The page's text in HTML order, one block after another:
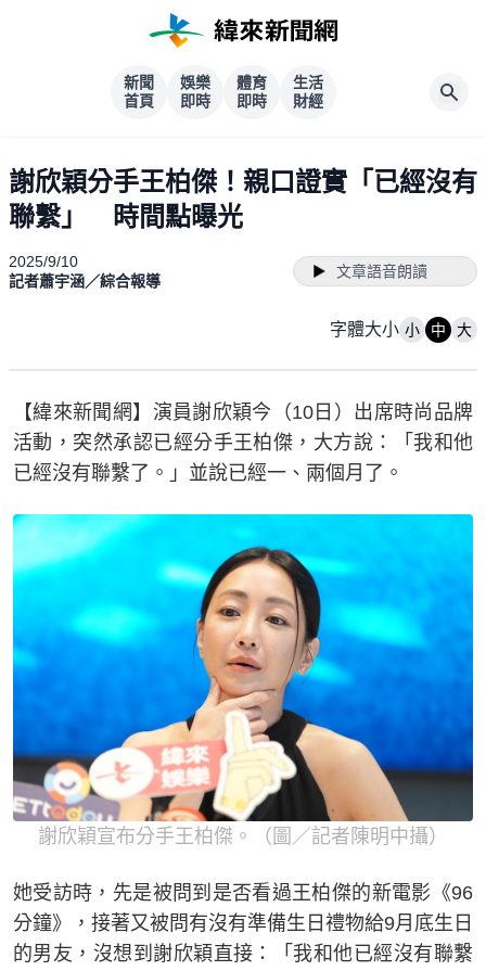
新聞
首頁
娛樂
即時
體育
即時
生活
財經
謝欣穎分手王柏傑！親口證實「已經沒有
聯繫」 時間點曝光
2025/9/10
記者蕭宇涵／綜合報導
文章語音朗讀
字體大小 小 中 大
【緯來新聞網】演員謝欣穎今（10日）出席時尚品牌
活動，突然承認已經分手王柏傑，大方說：「我和他
已經沒有聯繫了。」並說已經一、兩個月了。
謝欣穎宣布分手王柏傑。（圖／記者陳明中攝）
她受訪時，先是被問到是否看過王柏傑的新電影《96
分鐘》，接著又被問有沒有準備生日禮物給9月底生日
的男友，沒想到謝欣穎直接：「我和他已經沒有聯繫